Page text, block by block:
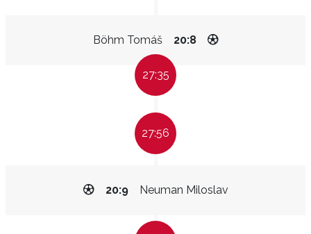
Böhm Tomáš 20:8
27:35
27:56
Neuman Miloslav
20:9